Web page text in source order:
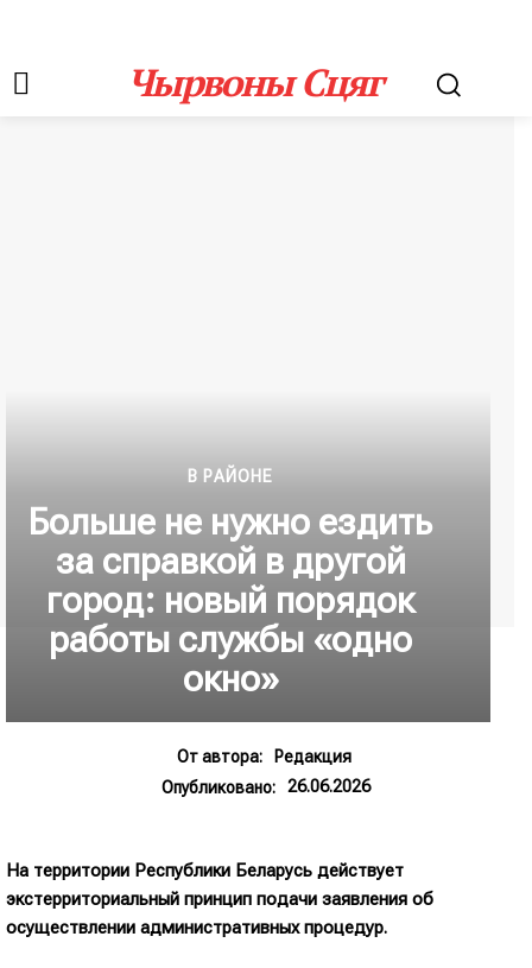
Чырвоны Сцяг
В РАЙОНЕ
Больше не нужно ездить
за справкой в другой
город: новый порядок
работы службы «одно
окно»
От автора:
Редакция
Опубликовано:
26.06.2026
На территории Республики Беларусь действует
экстерриториальный принцип подачи заявления об
осуществлении административных процедур.